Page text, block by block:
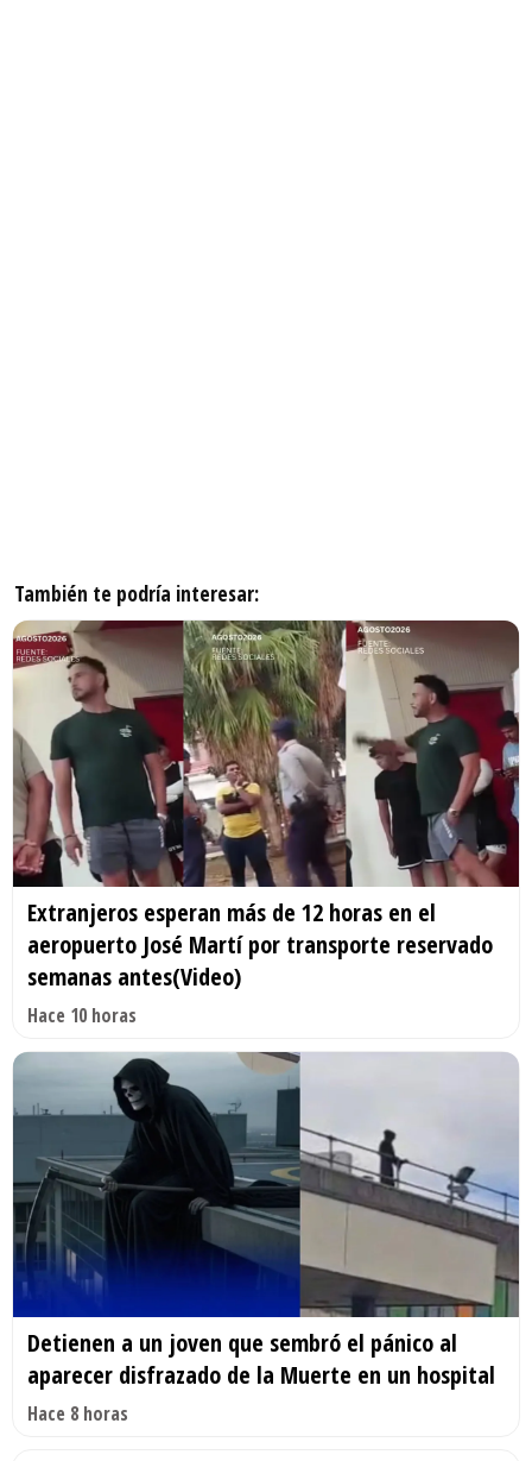
También te podría interesar:
Extranjeros esperan más de 12 horas en el
aeropuerto José Martí por transporte reservado
semanas antes(Video)
Hace 10 horas
Detienen a un joven que sembró el pánico al
aparecer disfrazado de la Muerte en un hospital
Hace 8 horas